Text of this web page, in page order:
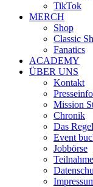
TikTok
MERCH
Shop
Classic
Fanatics
ACADEMY
ÜBER UNS
Kontakt
Mission
Chronik
Das
Event
Jobbörse